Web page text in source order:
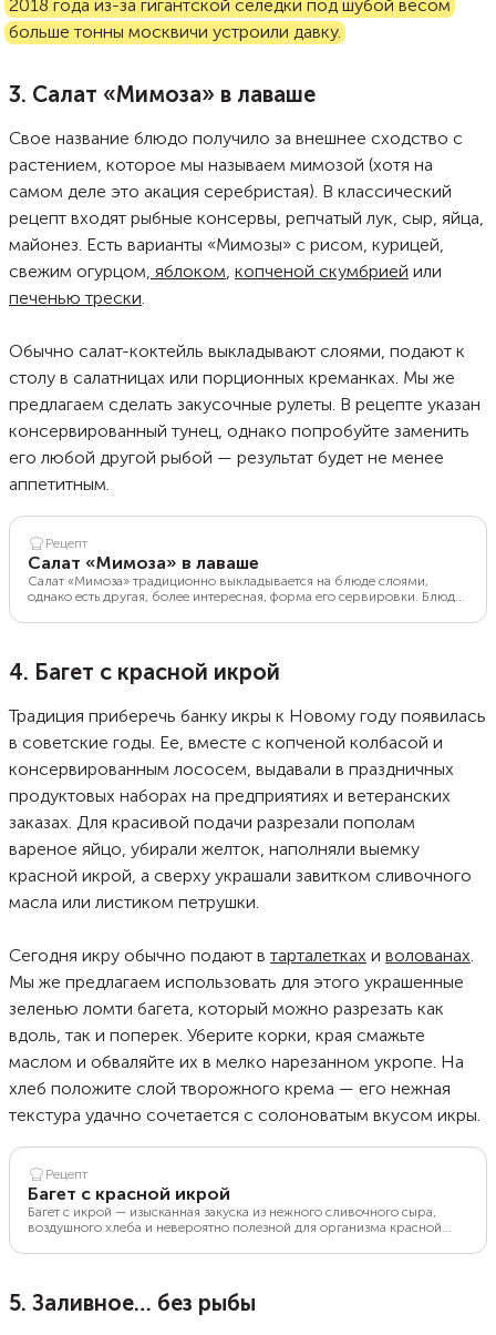
2018 года из-за гигантской селедки под шубой весом
больше тонны москвичи устроили давку.
3. Салат «Мимоза» в лаваше
Свое название блюдо получило за внешнее сходство с
растением, которое мы называем мимозой (хотя на
самом деле это акация серебристая). В классический
рецепт входят рыбные консервы, репчатый лук, сыр, яйца,
майонез. Есть варианты «Мимозы» с рисом, курицей,
свежим огурцом, яблоком, копченой скумбрией или
печенью трески.
Обычно салат-коктейль выкладывают слоями, подают к
столу в салатницах или порционных креманках. Мы же
предлагаем сделать закусочные рулеты. В рецепте указан
консервированный тунец, однако попробуйте заменить
его любой другой рыбой — результат будет не менее
аппетитным.
Рецепт
Салат «Мимоза» в лаваше
Салат «Мимоза» традиционно выкладывается на блюде слоями,
однако есть другая, более интересная, форма его сервировки. Блюдо
более оригинально, чем классическая сервировка салата. Лаваш для
любую другую рыбу.
4. Багет с красной икрой
Традиция приберечь банку икры к Новому году появилась
в советские годы. Ее, вместе с копченой колбасой и
консервированным лососем, выдавали в праздничных
продуктовых наборах на предприятиях и ветеранских
заказах. Для красивой подачи разрезали пополам
вареное яйцо, убирали желток, наполняли выемку
красной икрой, а сверху украшали завитком сливочного
масла или листиком петрушки.
Сегодня икру обычно подают в тарталетках и волованах.
Мы же предлагаем использовать для этого украшенные
зеленью ломти багета, который можно разрезать как
вдоль, так и поперек. Уберите корки, края смажьте
маслом и обваляйте их в мелко нарезанном укропе. На
хлеб положите слой творожного крема — его нежная
текстура удачно сочетается с солоноватым вкусом икры.
Рецепт
Багет с красной икрой
Багет с икрой — изысканная закуска из нежного сливочного сыра,
воздушного хлеба и невероятно полезной для организма красной
веществами, оказывающими профилактику атеросклероза и других
поддерживающими здоровье волос, кожи и зрения. Кстати, еще 100
лет назад некоторые народы выбрасывали икру вместе с другими
5. Заливное… без рыбы